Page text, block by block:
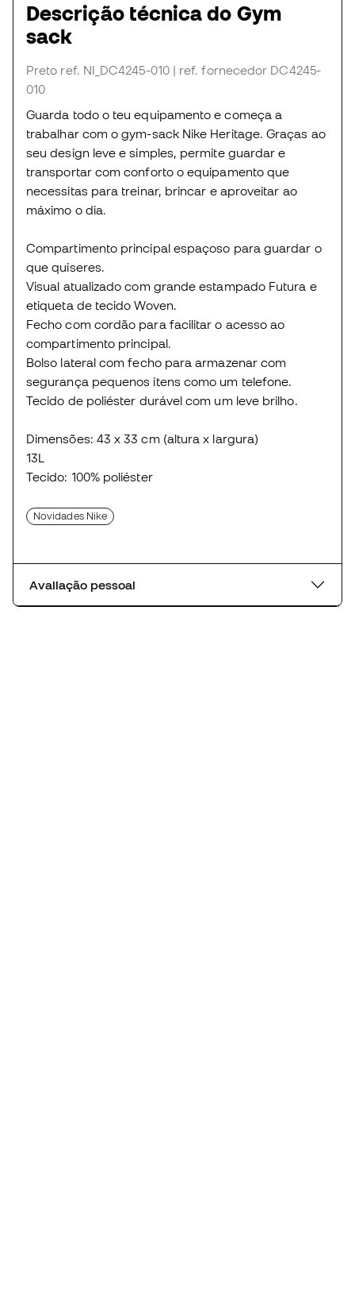
Descrição técnica do Gym
sack
Preto ref. NI_DC4245-010 | ref. fornecedor DC4245-
010
Guarda todo o teu equipamento e começa a
trabalhar com o gym-sack Nike Heritage. Graças ao
seu design leve e simples, permite guardar e
transportar com conforto o equipamento que
necessitas para treinar, brincar e aproveitar ao
máximo o dia.
Compartimento principal espaçoso para guardar o
que quiseres.
Visual atualizado com grande estampado Futura e
etiqueta de tecido Woven.
Fecho com cordão para facilitar o acesso ao
compartimento principal.
Bolso lateral com fecho para armazenar com
segurança pequenos itens como um telefone.
Tecido de poliéster durável com um leve brilho.
Dimensões: 43 x 33 cm (altura x largura)
13L
Tecido: 100% poliéster
Novidades Nike
Avaliação pessoal